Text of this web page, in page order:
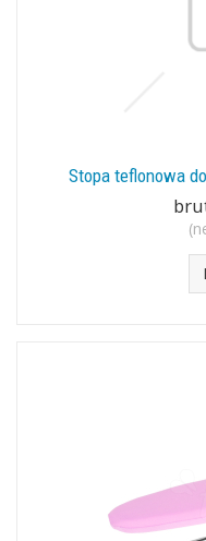
Stopa teflonowa